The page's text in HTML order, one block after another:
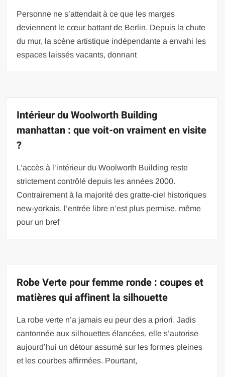
Personne ne s’attendait à ce que les marges
deviennent le cœur battant de Berlin. Depuis la chute
du mur, la scène artistique indépendante a envahi les
espaces laissés vacants, donnant
Intérieur du Woolworth Building
manhattan : que voit-on vraiment en visite
?
L’accès à l’intérieur du Woolworth Building reste
strictement contrôlé depuis les années 2000.
Contrairement à la majorité des gratte-ciel historiques
new-yorkais, l’entrée libre n’est plus permise, même
pour un bref
Robe Verte pour femme ronde : coupes et
matières qui affinent la silhouette
La robe verte n’a jamais eu peur des a priori. Jadis
cantonnée aux silhouettes élancées, elle s’autorise
aujourd’hui un détour assumé sur les formes pleines
et les courbes affirmées. Pourtant,